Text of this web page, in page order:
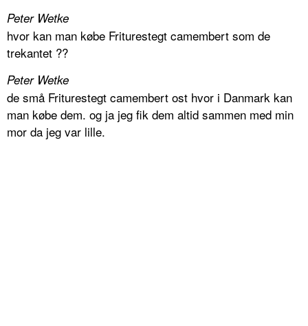
Peter Wetke
hvor kan man købe Friturestegt camembert som de
trekantet ??
Peter Wetke
de små Friturestegt camembert ost hvor i Danmark kan
man købe dem. og ja jeg fik dem altid sammen med min
mor da jeg var lille.